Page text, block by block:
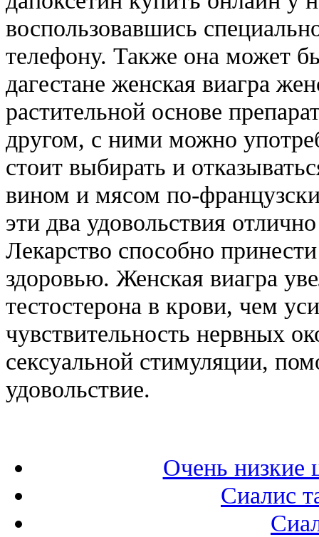
воспользовавшись
телефону. Также она может
дагестане женская виагра
растительной основе
другом, с ними можно
стоит выбирать и
вином и мясом по-
эти два удовольствия
Лекарство способно
здоровью. Женская виагра
тестостерона в крови, чем
чувствительность нервных
сексуальной стимуляции,
удовольствие.
Очень низкие
Сиалис